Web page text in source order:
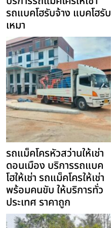
รถแบคโฮรับจ้าง แบคโฮรับ
เหมา
รถแม็คโครหัวสว่านให้เช่า
ดอนเมือง บริการรถแบค
โฮให้เช่า รถแม็คโครให้เช่า
พร้อมคนขับ ให้บริการทั่ว
ประเทศ ราคาถูก